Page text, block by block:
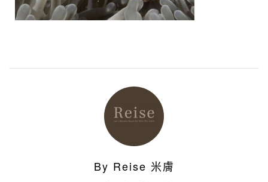
By Reise 米膚